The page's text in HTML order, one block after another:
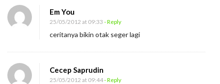
Em You
25/05/2012 at 09:33 - Reply
ceritanya bikin otak seger lagi
Cecep Saprudin
25/05/2012 at 09:44- Reply